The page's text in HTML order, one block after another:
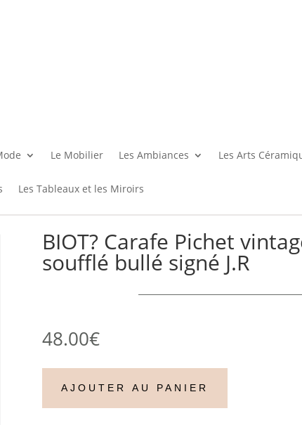
Le Mobilier Les Ambiances Les Arts
Les Tableaux et les Miroirs
BIOT? Carafe Pichet
soufflé bullé signé J.R
48.00€
AJOUTER AU PANIER